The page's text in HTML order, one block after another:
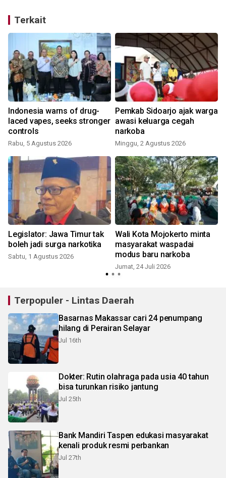
Terkait
Indonesia warns of drug-
laced vapes, seeks stronger
controls
Rabu, 5 Agustus 2026
Pemkab Sidoarjo ajak warga
awasi keluarga cegah
narkoba
Minggu, 2 Agustus 2026
Legislator: Jawa Timur tak
boleh jadi surga narkotika
Sabtu, 1 Agustus 2026
Wali Kota Mojokerto minta
masyarakat waspadai
modus baru narkoba
Jumat, 24 Juli 2026
Terpopuler - Lintas Daerah
Basarnas Makassar cari 24 penumpang
hilang di Perairan Selayar
Jul 16th
Dokter: Rutin olahraga pada usia 40 tahun
bisa turunkan risiko jantung
Jul 25th
Bank Mandiri Taspen edukasi masyarakat
kenali produk resmi perbankan
Jul 27th